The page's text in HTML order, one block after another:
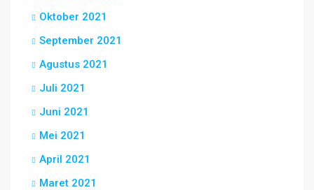
Oktober 2021
September 2021
Agustus 2021
Juli 2021
Juni 2021
Mei 2021
April 2021
Maret 2021